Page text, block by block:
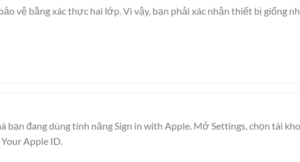
vệ bằng xác thực hai lớp. Vì vậy, bạn phải xác nhận thiết bị giống
bạn đang dùng tính năng Sign in with Apple. Mở Settings, chọn tài
Apple ID.